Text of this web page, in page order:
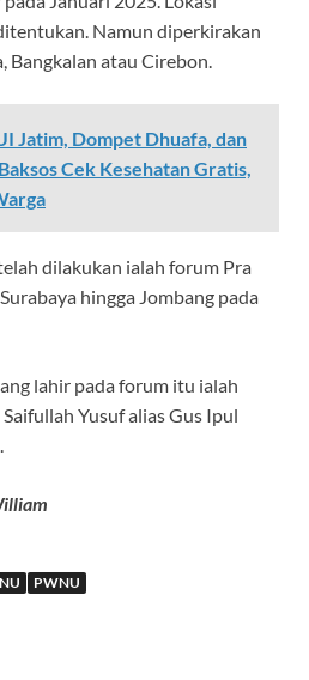
Namun diperkirakan
Bangkalan atau Cirebon.
Jatim, Dompet Dhuafa, dan
Cek Kesehatan Gratis,
dilakukan ialah forum Pra
hingga Jombang pada
lahir pada forum itu ialah
Yusuf alias Gus Ipul
PWNU